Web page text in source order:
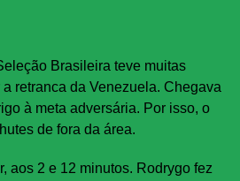
Brasileira teve muitas
retranca da Venezuela. Chegava
à meta adversária. Por isso, o
de fora da área.
aos 2 e 12 minutos. Rodrygo fez